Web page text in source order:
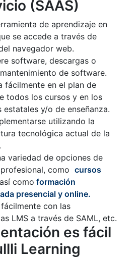
(SAAS)
de aprendizaje en
se accede a través de
navegador web.
software, descargas o
de software.
fácilmente en el plan de
todos los cursos y en los
estatales y/o de enseñanza.
utilizando la
tecnológica actual de la
variedad de opciones de
como cursos
como formación
presencial y online.
con las
LMS a través de SAML, etc.
es fácil
Learning